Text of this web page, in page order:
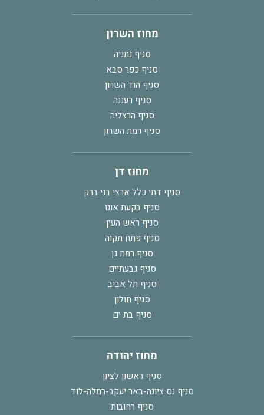
מחוז השרון
סניף נתניה
סניף כפר סבא
סניף הוד השרון
סניף רעננה
סניף הרצליה
סניף רמת השרון
מחוז דן
סניף דתי כלל ארצי בני ברק
סניף בקעת אונו
סניף ראש העין
סניף פתח תקוה
סניף רמת גן
סניף גבעתיים
סניף תל אביב
סניף חולון
סניף בת ים
מחוז יהודה
סניף ראשון לציון
סניף נס ציונה-באר יעקב-רמלה-לוד
סניף רחובות